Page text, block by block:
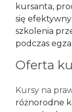
kursanta,
się
szkolenia
podczas
Oferta
Kursy na
różnorodne